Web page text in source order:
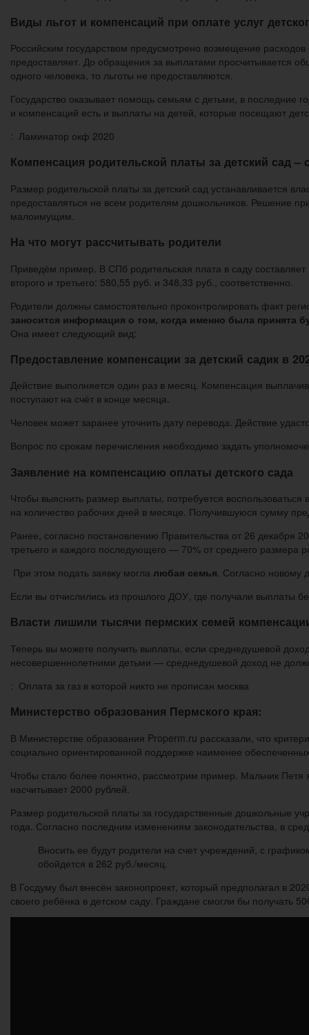
Виды льгот и компенсаций при оплате услуг
Российским государством предусмотрено возмещение
предоставляет. До обращения за выплатами просчитывается
одного человека, то льготы не предоставляются.
Государство оказывает помощь семьям с детьми, в последние
и компенсаций есть и выплаты на детей, которые посещают
: Ламинатор окф 2020
Компенсация родительской платы за детский сад –
Размер родительской платы за детский сад устанавливается
предоставляться не всем родителям дошкольников. Решение
малоимущим.
На что могут рассчитывать родители
Приведём пример. В СПб родительская плата в саду
второго и третьего: 580,55 руб. и 348,33 руб., соответственно.
Родители должны самостоятельно проконтролировать факт
заносится информация о том, когда именно была принята
Она имеет следующий вид:
Предоставление компенсации за детский садик в
Действие выполняется один раз в месяц. Компенсация
поступают на счёт в конце месяца.
Человек может заранее уточнить дату перевода. Действие
Вопрос по срокам перечисления необходимо задать
Заявление на компенсацию оплаты детского сада
Чтобы выяснить размер выплаты, потребуется
на количество рабочих дней в месяце. Получившуюся сумму
Ранее, согласно постановлению Правительства от 26 декабря
третьего и каждого последующего — 70% от среднего размера
При этом подать заявку могла любая семья. Согласно новому
Если вы отчислились из прошлого ДОУ, где получали выплаты
Власти лишили тысячи пермских семей
Теперь вы можете получить выплаты, если среднедушевой
несовершеннолетними детьми — среднедушевой доход не
: Оплата за газ в которой никто не прописан москва
Министерство образования Пермского края:
В Министерстве образования Properm.ru рассказали, что
социально ориентированной поддержке наименее
Чтобы стало более понятно, рассмотрим пример. Мальчик
насчитывает 2000 рублей.
Размер родительской платы за государственные дошкольные
года. Согласно последним изменениям законодательства, в
Вносить ее будут родители на счет учреждений, с
обойдется в 262 руб./месяц.
В Госдуму был внесён законопроект, который предполагал в
своего ребёнка в детском саду. Граждане смогли бы получать